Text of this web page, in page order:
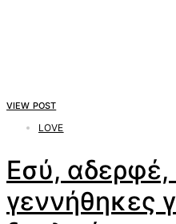
VIEW POST
LOVE
Eσύ, αδερφέ,
γεννήθηκες